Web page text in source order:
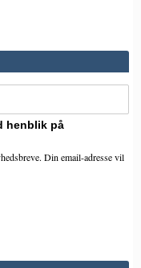
henblik på
Din email-adresse vil